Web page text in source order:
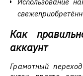
Как
аккаунт
Грамотный